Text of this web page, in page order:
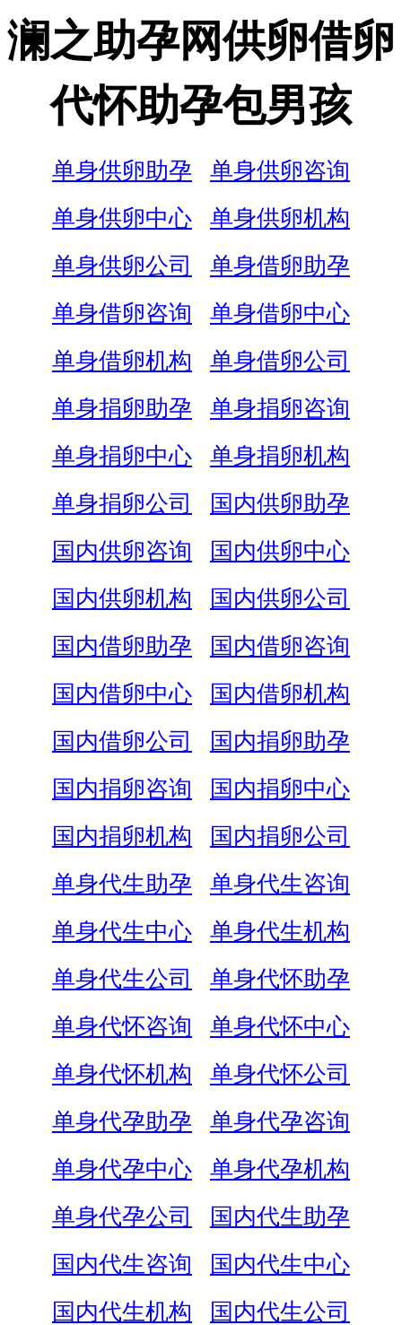
澜之助孕网供卵借卵
代怀助孕包男孩
单身供卵助孕
单身供卵咨询
单身供卵中心
单身供卵机构
单身供卵公司
单身借卵助孕
单身借卵咨询
单身借卵中心
单身借卵机构
单身借卵公司
单身捐卵助孕
单身捐卵咨询
单身捐卵中心
单身捐卵机构
单身捐卵公司
国内供卵助孕
国内供卵咨询
国内供卵中心
国内供卵机构
国内供卵公司
国内借卵助孕
国内借卵咨询
国内借卵中心
国内借卵机构
国内借卵公司
国内捐卵助孕
国内捐卵咨询
国内捐卵中心
国内捐卵机构
国内捐卵公司
单身代生助孕
单身代生咨询
单身代生中心
单身代生机构
单身代生公司
单身代怀助孕
单身代怀咨询
单身代怀中心
单身代怀机构
单身代怀公司
单身代孕助孕
单身代孕咨询
单身代孕中心
单身代孕机构
单身代孕公司
国内代生助孕
国内代生咨询
国内代生中心
国内代生机构
国内代生公司